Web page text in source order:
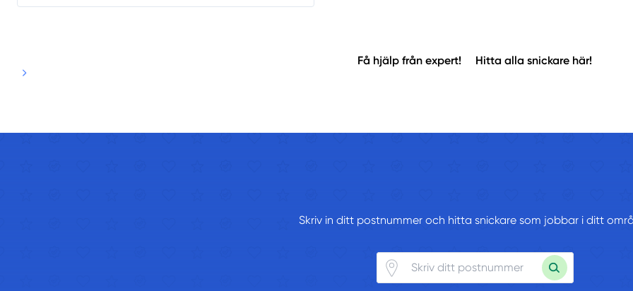
Få hjälp från expert! Hitta alla snickare här!
Skriv in ditt postnummer och hitta snickare som jobbar i ditt